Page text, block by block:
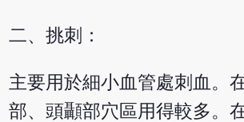
二、挑刺：
主要用於細小血管處刺血。
部、頭顳部穴區用得較多。